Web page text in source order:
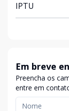
IPTU
Em breve
Preencha os
entre em